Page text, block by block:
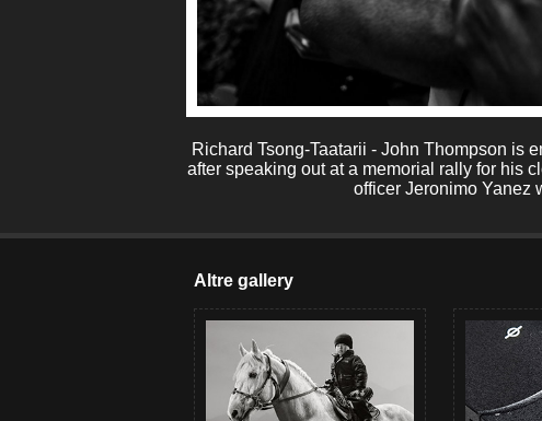
Richard Tsong-Taatarii - John Thompson is
after speaking out at a memorial rally for his
officer Jeronimo Yanez
Altre gallery